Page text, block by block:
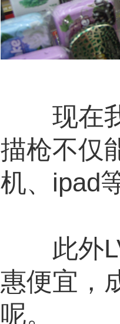
现在我
描枪不仅
机、ipad
此外
惠便宜，
呢。